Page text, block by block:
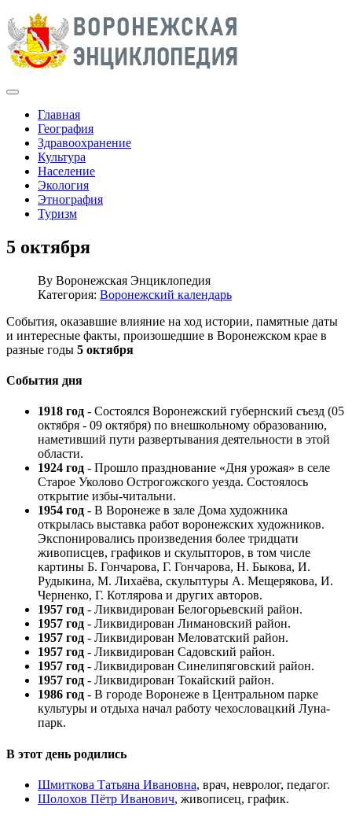
Главная
География
Здравоохранение
Культура
Население
Экология
Этнография
Туризм
5 октября
By Воронежская Энциклопедия
Категория: Воронежский календарь
События, оказавшие влияние на ход истории, памятные даты
и интересные факты, произошедшие в Воронежском крае в
разные годы 5 октября
События дня
1918 год - Состоялся Воронежский губернский съезд (05
октября - 09 октября) по внешкольному образованию,
наметивший пути развертывания деятельности в этой
области.
1924 год - Прошло празднование «Дня урожая» в селе
Старое Уколово Острогожского уезда. Состоялось
открытие избы-читальни.
1954 год - В Воронеже в зале Дома художника
открылась выставка работ воронежских художников.
Экспонировались произведения более тридцати
живописцев, графиков и скульпторов, в том числе
картины Б. Гончарова, Г. Гончарова, Н. Быкова, И.
Рудыкина, М. Лихаёва, скульптуры А. Мещерякова, И.
Черненко, Г. Котлярова и других авторов.
1957 год - Ликвидирован Белогорьевский район.
1957 год - Ликвидирован Лимановский район.
1957 год - Ликвидирован Меловатский район.
1957 год - Ликвидирован Садовский район.
1957 год - Ликвидирован Синелипяговский район.
1957 год - Ликвидирован Токайский район.
1986 год - В городе Воронеже в Центральном парке
культуры и отдыха начал работу чехословацкий Луна-
парк.
В этот день родились
Шмиткова Татьяна Ивановна, врач, невролог, педагог.
Шолохов Пётр Иванович, живописец, график.